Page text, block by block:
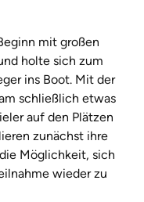
mit großen
holte sich zum
ins Boot. Mit der
schließlich etwas
auf den Plätzen
zunächst ihre
Möglichkeit, sich
wieder zu